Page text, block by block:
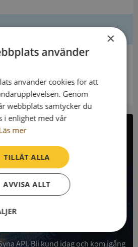
i API
i Syna API
API där du kan hämta
betalningsanmärkningar,
mer på alla Sveriges företag
API. Bli kund idag och kom igång
×
använder
använder cookies för att
Genom
webbplats samtycker du
i enlighet med vår
mer
TILLÅT ALLA
AVVISA ALLT
Prestanda Inriktning